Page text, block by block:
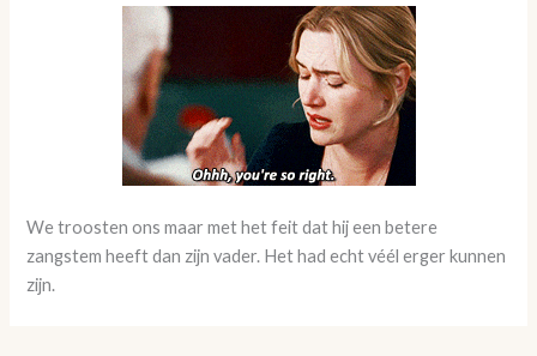
We troosten ons maar met het feit dat hij een betere
zangstem heeft dan zijn vader. Het had echt véél erger kunnen
zijn.